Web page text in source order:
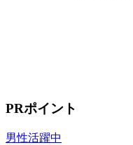
PRポイント
男性活躍中